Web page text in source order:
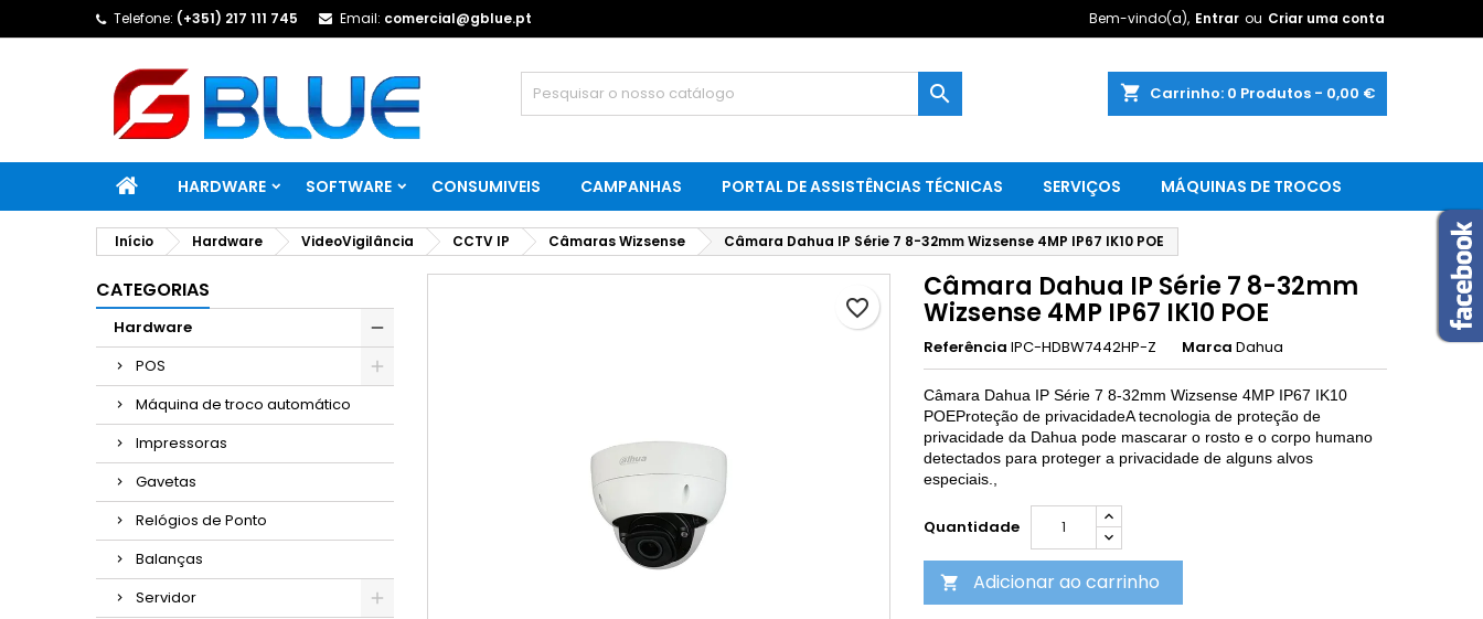
Telefone: (+351) 217 111 745 Email: comercial@gblue.pt Bem-vindo(a), Entrar ou Criar uma conta
shopping_cart Carrinho: 0 Produtos - 0,00 €

HARDWARE SOFTWARE CONSUMIVEIS CAMPANHAS PORTAL DE ASSISTÊNCIAS TÉCNICAS SERVIÇOS MÁQUINAS DE TROCOS
Início Hardware VideoVigilância CCTV IP Câmaras Wizsense Câmara Dahua IP Série 7 8-32mm Wizsense 4MP IP67 IK10 POE
CATEGORIAS
Hardware
POS
Máquina de troco automático
Impressoras
Gavetas
Relógios de Ponto
Balanças
Servidor
favorite_border
Câmara Dahua IP Série 7 8-32mm
Wizsense 4MP IP67 IK10 POE
Referência IPC-HDBW7442HP-Z Marca Dahua
Câmara Dahua IP Série 7 8-32mm Wizsense 4MP IP67 IK10
POEProteção de privacidadeA tecnologia de proteção de
privacidade da Dahua pode mascarar o rosto e o corpo humano
detectados para proteger a privacidade de alguns alvos
especiais.,
Quantidade
 Adicionar ao carrinho